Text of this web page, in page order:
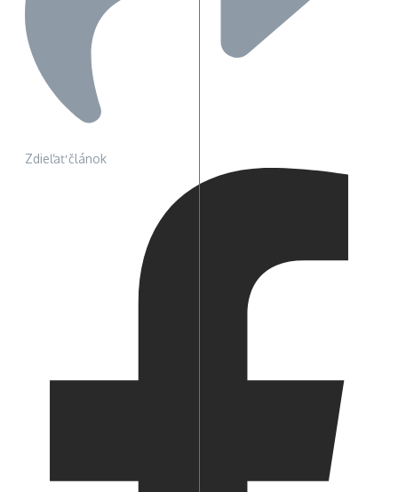
Zdieľať článok